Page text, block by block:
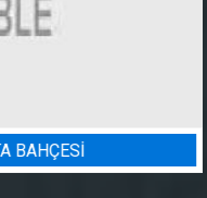
BAHÇESI SULAMA